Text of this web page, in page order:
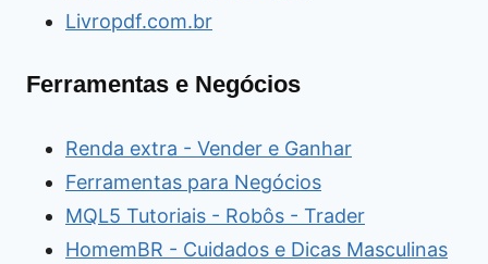
Livropdf.com.br
Ferramentas e Negócios
Renda extra - Vender e Ganhar
Ferramentas para Negócios
MQL5 Tutoriais - Robôs - Trader
HomemBR - Cuidados e Dicas Masculinas